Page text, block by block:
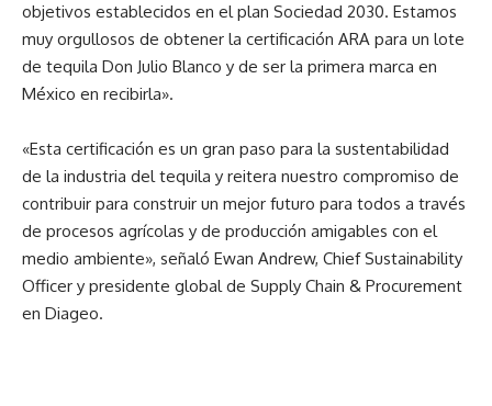
objetivos establecidos en el plan Sociedad 2030. Estamos
muy orgullosos de obtener la certificación ARA para un lote
de tequila Don Julio Blanco y de ser la primera marca en
México en recibirla».
«Esta certificación es un gran paso para la sustentabilidad
de la industria del tequila y reitera nuestro compromiso de
contribuir para construir un mejor futuro para todos a través
de procesos agrícolas y de producción amigables con el
medio ambiente», señaló Ewan Andrew, Chief Sustainability
Officer y presidente global de Supply Chain & Procurement
en Diageo.